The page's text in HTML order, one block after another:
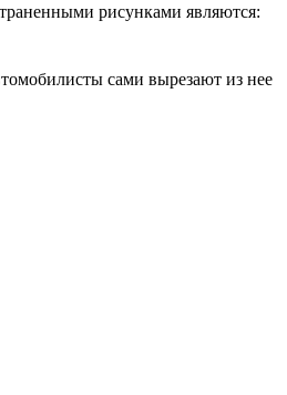
рисунками являются:
сами вырезают из нее